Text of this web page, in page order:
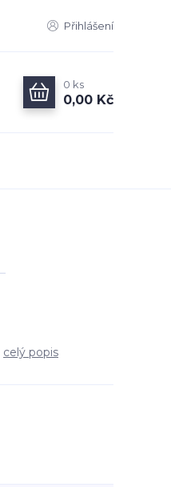
Přihlášení
0 ks
0,00 Kč
celý popis